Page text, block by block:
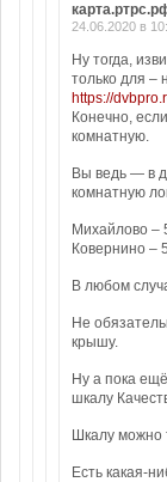
24.06.2020 в
Ну тогда,
только для –
https://
Конечно,
комнатную.
Вы ведь — в
комнатную
Михайлово –
Ковернино –
В любом
Не
крышу.
Ну а пока
шкалу
Шкалу можно
Есть какая-